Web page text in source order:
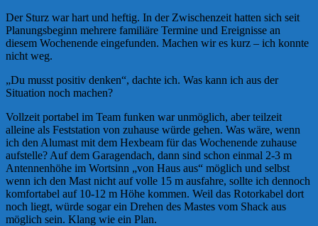
Der Sturz war hart und heftig. In der Zwischenzeit hatten sich seit
Planungsbeginn mehrere familiäre Termine und Ereignisse an
diesem Wochenende eingefunden. Machen wir es kurz – ich konnte
nicht weg.
„Du musst positiv denken“, dachte ich. Was kann ich aus der
Situation noch machen?
Vollzeit portabel im Team funken war unmöglich, aber teilzeit
alleine als Feststation von zuhause würde gehen. Was wäre, wenn
ich den Alumast mit dem Hexbeam für das Wochenende zuhause
aufstelle? Auf dem Garagendach, dann sind schon einmal 2-3 m
Antennenhöhe im Wortsinn „von Haus aus“ möglich und selbst
wenn ich den Mast nicht auf volle 15 m ausfahre, sollte ich dennoch
komfortabel auf 10-12 m Höhe kommen. Weil das Rotorkabel dort
noch liegt, würde sogar ein Drehen des Mastes vom Shack aus
möglich sein. Klang wie ein Plan.